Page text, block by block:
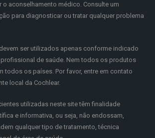
o aconselhamento médico. Consulte um
para diagnosticar ou tratar qualquer problema
ser utilizados apenas conforme indicado
de saúde. Nem todos os produtos
todos os países. Por favor, entre em contato
local da Cochlear.
utilizadas neste site têm finalidade
e informativa, ou seja, não endossam,
qualquer tipo de tratamento, técnica